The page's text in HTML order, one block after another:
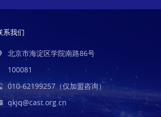
系我们
北京市海淀区学院南路86号
100081
010-62199257（仅加盟咨询）
qkjq@cast.org.cn